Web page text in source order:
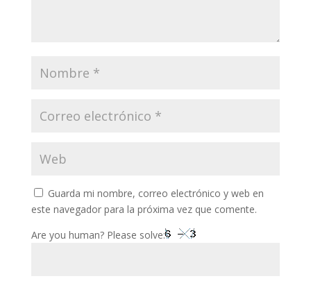
Guarda mi nombre, correo electrónico y web en
este navegador para la próxima vez que comente.
Are you human? Please solve: